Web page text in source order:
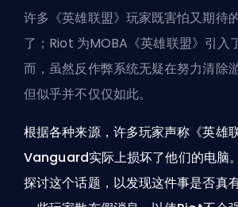
许多《英雄联盟》玩家既害怕又期待
了； Riot 为MOBA《英雄联盟》引
而，虽然反作弊系统无疑在努力清除
但似乎并不仅仅如此。
根据各种来源，许多玩家声称《英雄
Vanguard实际上损坏了他们的电脑
探讨这个话题，以发现这件事是否真